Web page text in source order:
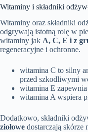
Witaminy i składniki
Witaminy oraz składniki
odgrywają istotną rolę w
witaminy jak A, C, E i z
regeneracyjne i ochronne.
witamina C to silny
przed szkodliwymi
witamina E
witamina A wspiera
Dodatkowo, składniki
ziołowe dostarczają skórze